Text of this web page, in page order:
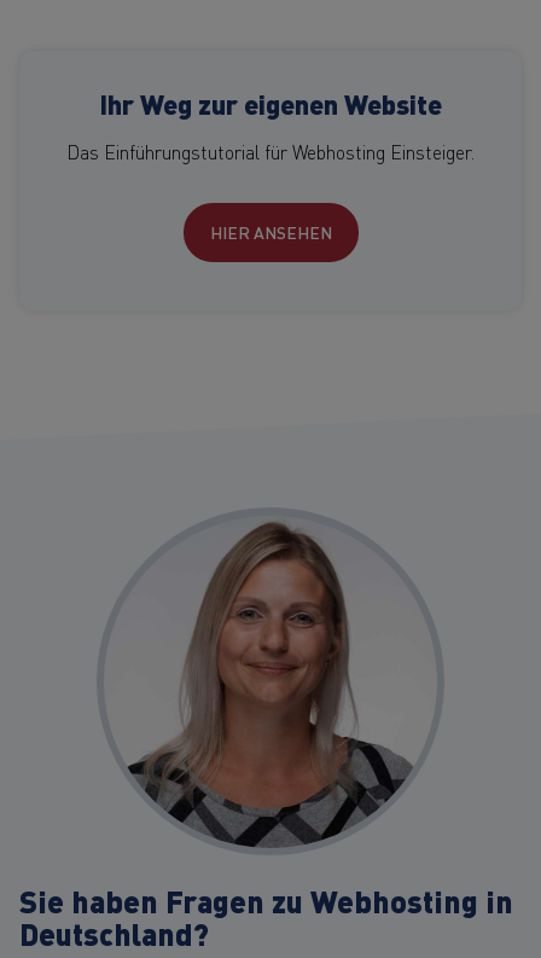
Ihr Weg zur eigenen Website
Das Einführungstutorial für Webhosting Einsteiger.
HIER ANSEHEN
Sie haben Fragen zu Webhosting in
Deutschland?